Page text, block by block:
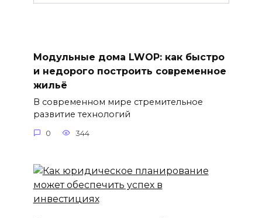
Модульные дома LWOP: как быстро
и недорого построить современное
жильё
В современном мире стремительное
развитие технологий
0 344